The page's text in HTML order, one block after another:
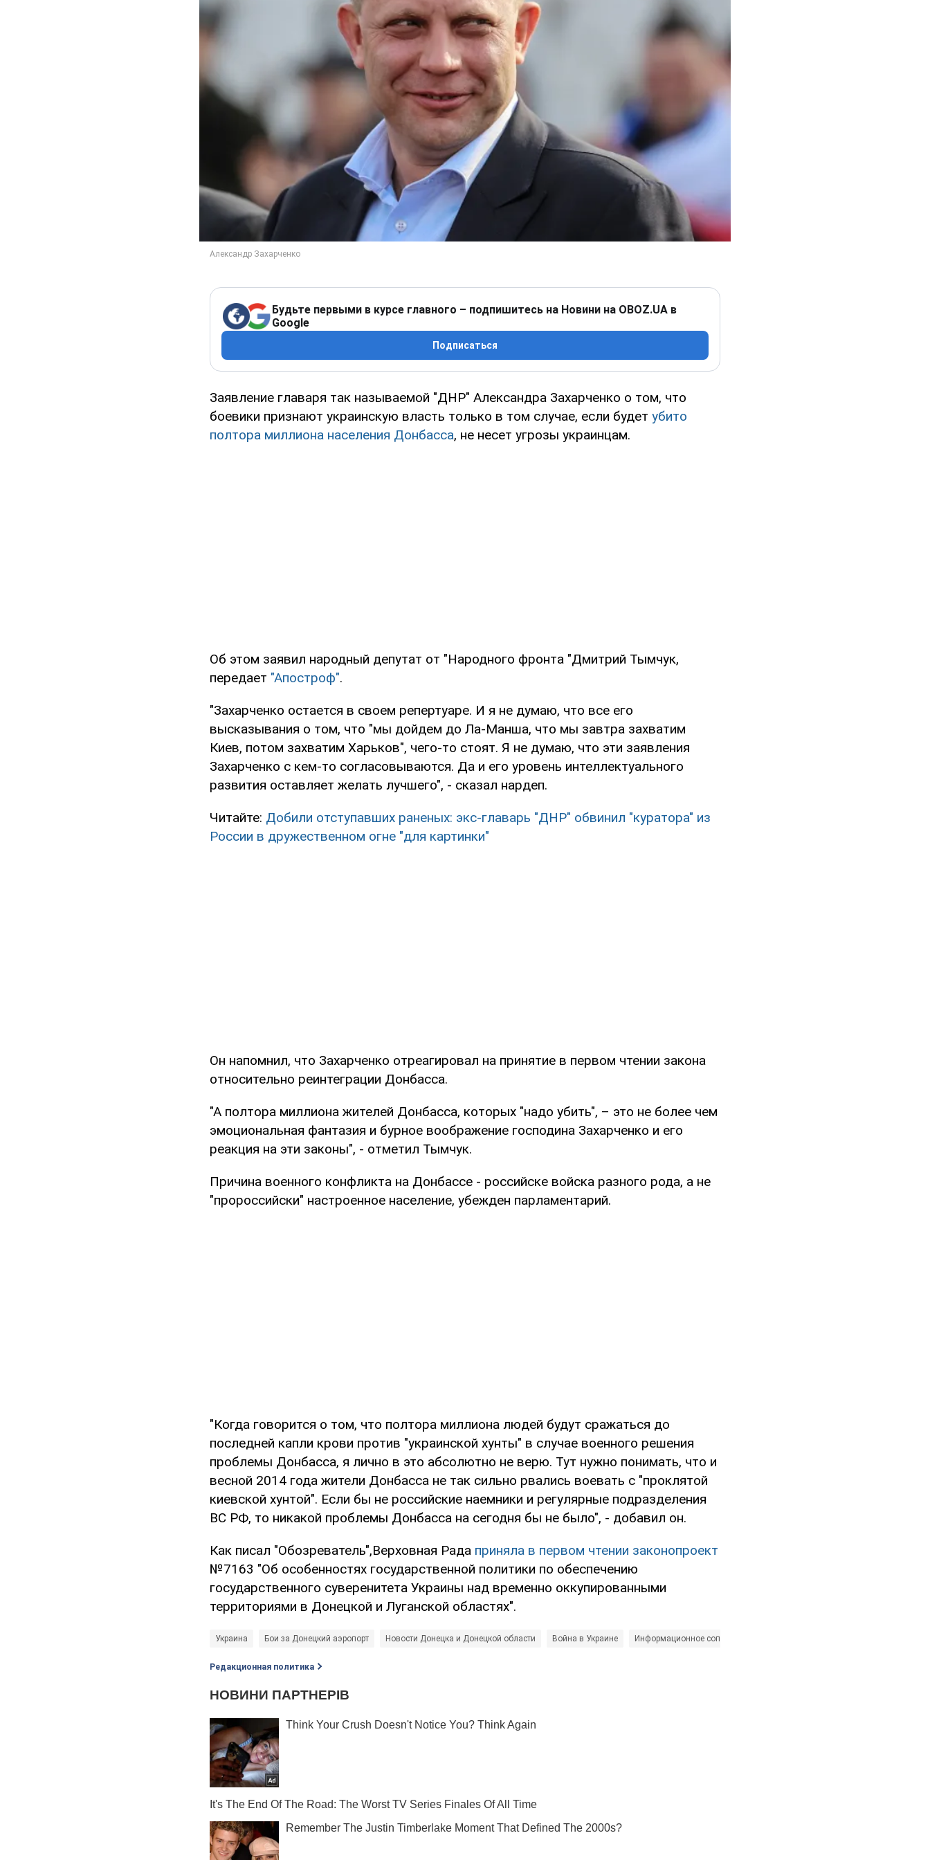
Будьте первыми в курсе главного – подпишитесь на Новини на OBOZ.UA в
Google
Подписаться
Заявление главаря так называемой "ДНР" Александра Захарченко о том, что
боевики признают украинскую власть только в том случае, если будет убито
полтора миллиона населения Донбасса, не несет угрозы украинцам.
Об этом заявил народный депутат от "Народного фронта "Дмитрий Тымчук,
передает "Апостроф".
"Захарченко остается в своем репертуаре. И я не думаю, что все его
высказывания о том, что "мы дойдем до Ла-Манша, что мы завтра захватим
Киев, потом захватим Харьков", чего-то стоят. Я не думаю, что эти заявления
Захарченко с кем-то согласовываются. Да и его уровень интеллектуального
развития оставляет желать лучшего", - сказал нардеп.
Читайте: Добили отступавших раненых: экс-главарь "ДНР" обвинил "куратора" из
России в дружественном огне "для картинки"
Он напомнил, что Захарченко отреагировал на принятие в первом чтении закона
относительно реинтеграции Донбасса.
"А полтора миллиона жителей Донбасса, которых "надо убить", – это не более чем
эмоциональная фантазия и бурное воображение господина Захарченко и его
реакция на эти законы", - отметил Тымчук.
Причина военного конфликта на Донбассе - российске войска разного рода, а не
"пророссийски" настроенное население, убежден парламентарий.
"Когда говорится о том, что полтора миллиона людей будут сражаться до
последней капли крови против "украинской хунты" в случае военного решения
проблемы Донбасса, я лично в это абсолютно не верю. Тут нужно понимать, что и
весной 2014 года жители Донбасса не так сильно рвались воевать с "проклятой
киевской хунтой". Если бы не российские наемники и регулярные подразделения
ВС РФ, то никакой проблемы Донбасса на сегодня бы не было", - добавил он.
Как писал "Обозреватель",Верховная Рада приняла в первом чтении законопроект
№7163 "Об особенностях государственной политики по обеспечению
государственного суверенитета Украины над временно оккупированными
территориями в Донецкой и Луганской областях".
Украина Бои за Донецкий аэропорт Новости Донецка и Донецкой области Война в Украине Информационное сопротивление
Редакционная политика